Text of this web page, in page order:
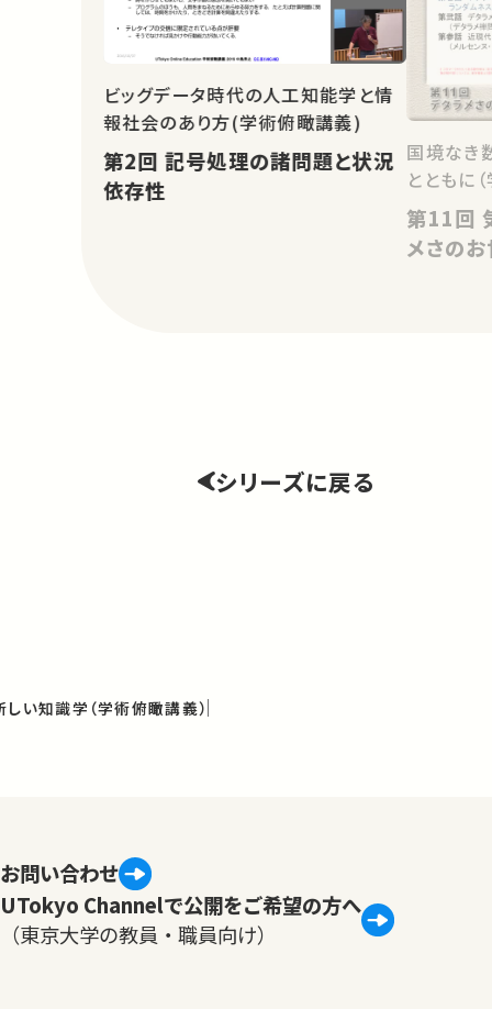
ビッグデータ時代の人工知能学と情
報社会のあり方(学術俯瞰講義)
第2回 記号処理の諸問題と状況
依存性
国境なき
とともに
第11回 気付かぬうちに、デタラ
メさの
シリーズに戻る
い知識学（学術俯瞰講義）
お問い合わせ
UTokyo Channelで公開をご希望の方へ
（東京大学の教員・職員向け）